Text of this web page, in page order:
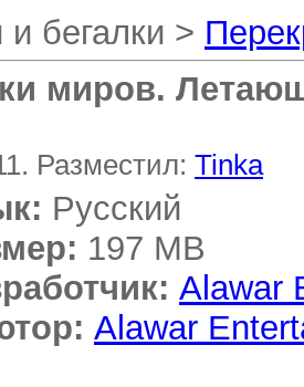
бегалки >
миров.
Разместил: Tinka
Русский
197 MB
Alawar
Alawar